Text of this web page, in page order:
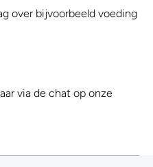
over bijvoorbeeld voeding
via de chat op onze